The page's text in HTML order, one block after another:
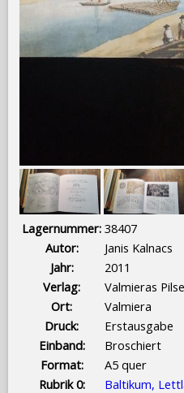
Lagernummer: 38407
Autor:
Janis Kalnacs
Jahr:
2011
Verlag:
Valmieras
Ort:
Valmiera
Druck:
Erstausgabe
Einband:
Broschiert
Format:
A5 quer
Rubrik 0:
Baltikum,